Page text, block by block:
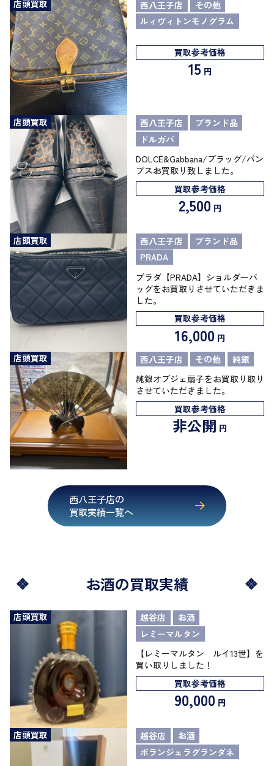
店頭買取 西八王子店
その他
ルィヴィトンモノグラム
買取参考価格
15 円
店頭買取 西八王子店
ブランド品
ドルガバ
DOLCE&Gabbana/ブラッグ/パン
プスお買取り致しました。
買取参考価格
2,500 円
店頭買取 西八王子店
ブランド品
PRADA
プラダ【PRADA】ショルダーバ
ッグをお買取りさせていただきま
した。
買取参考価格
16,000 円
店頭買取
西八王子店 その他
純銀
純銀オブジェ扇子をお買取り取り
させていただきました。
買取参考価格
非公開 円
西八王子店の
買取実績一覧へ
お酒の買取実績
店頭買取 越谷店
お酒
レミーマルタン
【レミーマルタン ルイ13世】を
買い取りしました！
買取参考価格
90,000 円
店頭買取 越谷店
お酒
ボランジェラグランダネ